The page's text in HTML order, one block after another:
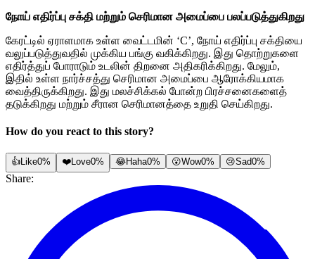
நோய் எதிர்ப்பு சக்தி மற்றும் செரிமான அமைப்பை பலப்படுத்துகிறது
கேரட்டில் ஏராளமாக உள்ள வைட்டமின் ‘C’, நோய் எதிர்ப்பு சக்தியை
வலுப்படுத்துவதில் முக்கிய பங்கு வகிக்கிறது. இது தொற்றுகளை
எதிர்த்துப் போராடும் உடலின் திறனை அதிகரிக்கிறது. மேலும்,
இதில் உள்ள நார்ச்சத்து செரிமான அமைப்பை ஆரோக்கியமாக
வைத்திருக்கிறது. இது மலச்சிக்கல் போன்ற பிரச்சனைகளைத்
தடுக்கிறது மற்றும் சீரான செரிமானத்தை உறுதி செய்கிறது.
How do you react to this story?
👍Like0% ❤️Love0% 😂Haha0% 😮Wow0% 😢Sad0%
Share: